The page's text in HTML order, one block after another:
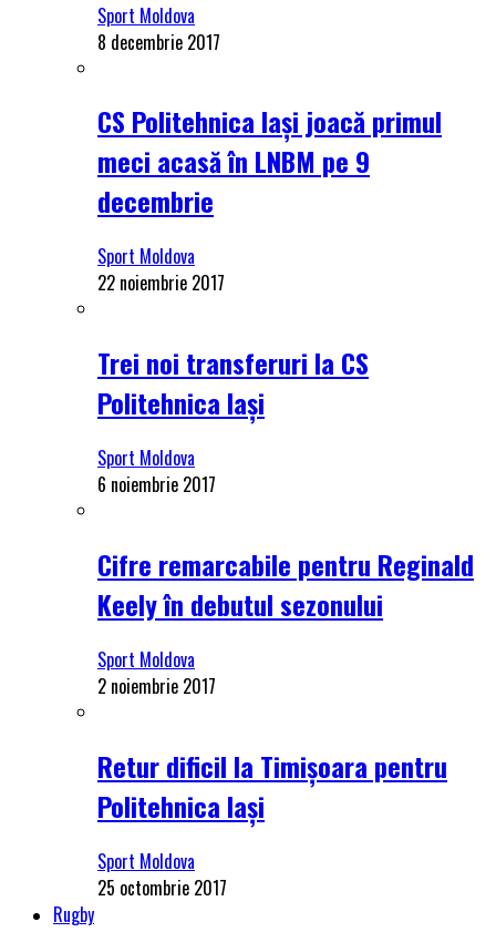
Sport Moldova
8 decembrie 2017
CS Politehnica Iași joacă primul
meci acasă în LNBM pe 9
decembrie
Sport Moldova
22 noiembrie 2017
Trei noi transferuri la CS
Politehnica Iași
Sport Moldova
6 noiembrie 2017
Cifre remarcabile pentru Reginald
Keely în debutul sezonului
Sport Moldova
2 noiembrie 2017
Retur dificil la Timișoara pentru
Politehnica Iași
Sport Moldova
25 octombrie 2017
Rugby